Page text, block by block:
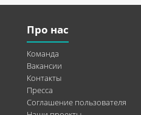
Про нас
Команда
Вакансии
Контакты
Пресса
Соглашение пользователя